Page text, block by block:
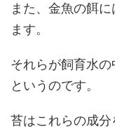
また、金魚の餌
ます。
それらが飼育水
というのです。
苔はこれらの成分